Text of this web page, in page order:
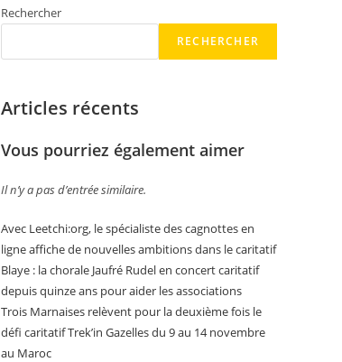
Rechercher
RECHERCHER
Articles récents
Vous pourriez également aimer
Il n’y a pas d’entrée similaire.
Avec Leetchi:org, le spécialiste des cagnottes en
ligne affiche de nouvelles ambitions dans le caritatif
Blaye : la chorale Jaufré Rudel en concert caritatif
depuis quinze ans pour aider les associations
Trois Marnaises relèvent pour la deuxième fois le
défi caritatif Trek’in Gazelles du 9 au 14 novembre
au Maroc